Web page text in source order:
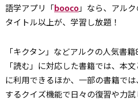
語学アプリ「booco」なら、アル
タイトル以上が、学習し放題！
「キクタン」などアルクの人気書
「読む」に対応した書籍では、本
に利用できるほか、一部の書籍で
するクイズ機能で日々の復習や力試